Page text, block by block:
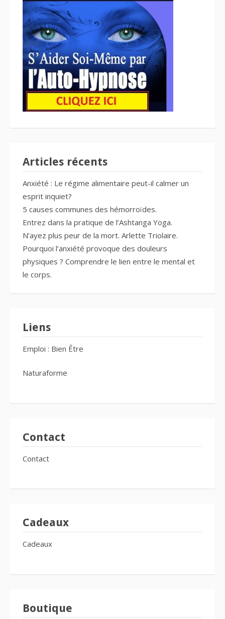
Articles récents
Anxiété : Le régime alimentaire peut-il calmer un
esprit inquiet?
5 causes communes des hémorroïdes.
Entrez dans la pratique de l’Ashtanga Yoga.
N’ayez plus peur de la mort. Arlette Triolaire.
Pourquoi l’anxiété provoque des douleurs
physiques ? Comprendre le lien entre le mental et
le corps.
Liens
Emploi : Bien Être
Naturaforme
Contact
Contact
Cadeaux
Cadeaux
Boutique